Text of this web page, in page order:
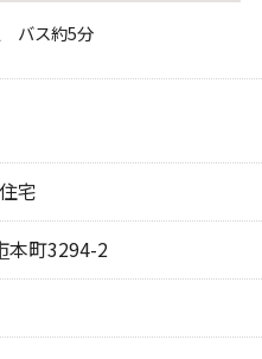
バス約5分
宅
本町3294-2